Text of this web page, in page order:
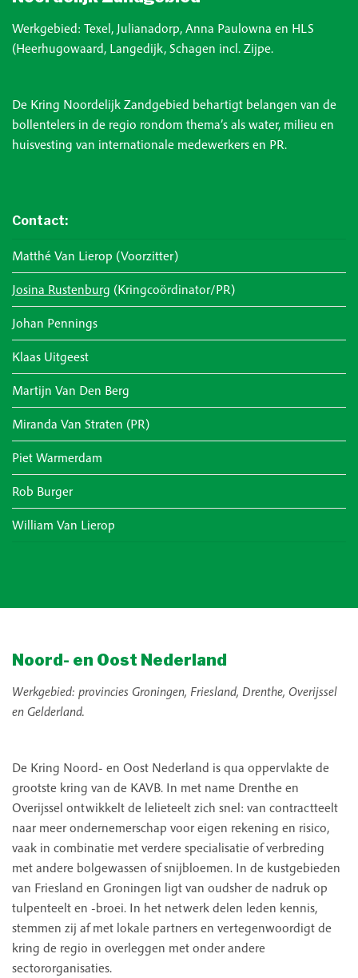
Werkgebied: Texel, Julianadorp, Anna Paulowna en HLS
(Heerhugowaard, Langedijk, Schagen incl. Zijpe.
De Kring Noordelijk Zandgebied behartigt belangen van de
bollentelers in de regio rondom thema’s als water, milieu en
huisvesting van internationale medewerkers en PR.
Contact:
Matthé Van Lierop (voorzitter)
Josina Rustenburg (Kringcoördinator/PR)
Johan Pennings
Klaas Uitgeest
Martijn Van Den Berg
Miranda Van Straten (PR)
Piet Warmerdam
Rob Burger
William Van Lierop
Noord- en Oost Nederland
Werkgebied: provincies Groningen, Friesland, Drenthe, Overijssel
en Gelderland.
De Kring Noord- en Oost Nederland is qua oppervlakte de
grootste kring van de KAVB. In met name Drenthe en
Overijssel ontwikkelt de lelieteelt zich snel: van contractteelt
naar meer ondernemerschap voor eigen rekening en risico,
vaak in combinatie met verdere specialisatie of verbreding
met andere bolgewassen of snijbloemen. In de kustgebieden
van Friesland en Groningen ligt van oudsher de nadruk op
tulpenteelt en -broei. In het netwerk delen leden kennis,
stemmen zij af met lokale partners en vertegenwoordigt de
kring de regio in overleggen met onder andere
sectororganisaties.